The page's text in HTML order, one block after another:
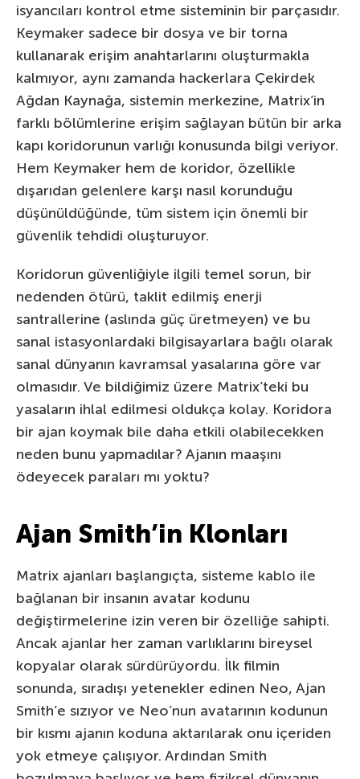
isyancıları kontrol etme sisteminin bir parçasıdır.
Keymaker sadece bir dosya ve bir torna
kullanarak erişim anahtarlarını oluşturmakla
kalmıyor, aynı zamanda hackerlara Çekirdek
Ağdan Kaynağa, sistemin merkezine, Matrix’in
farklı bölümlerine erişim sağlayan bütün bir arka
kapı koridorunun varlığı konusunda bilgi veriyor.
Hem Keymaker hem de koridor, özellikle
dışarıdan gelenlere karşı nasıl korunduğu
düşünüldüğünde, tüm sistem için önemli bir
güvenlik tehdidi oluşturuyor.
Koridorun güvenliğiyle ilgili temel sorun, bir
nedenden ötürü, taklit edilmiş enerji
santrallerine (aslında güç üretmeyen) ve bu
sanal istasyonlardaki bilgisayarlara bağlı olarak
sanal dünyanın kavramsal yasalarına göre var
olmasıdır. Ve bildiğimiz üzere Matrix’teki bu
yasaların ihlal edilmesi oldukça kolay. Koridora
bir ajan koymak bile daha etkili olabilecekken
neden bunu yapmadılar? Ajanın maaşını
ödeyecek paraları mı yoktu?
Ajan Smith’in Klonları
Matrix ajanları başlangıçta, sisteme kablo ile
bağlanan bir insanın avatar kodunu
değiştirmelerine izin veren bir özelliğe sahipti.
Ancak ajanlar her zaman varlıklarını bireysel
kopyalar olarak sürdürüyordu. İlk filmin
sonunda, sıradışı yetenekler edinen Neo, Ajan
Smith’e sızıyor ve Neo’nun avatarının kodunun
bir kısmı ajanın koduna aktarılarak onu içeriden
yok etmeye çalışıyor. Ardından Smith